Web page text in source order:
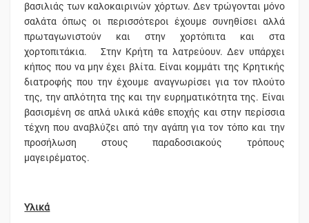
βασιλιάς των καλοκαιρινών χόρτων. Δεν τρώγονται μόνο
σαλάτα όπως οι περισσότεροι έχουμε συνηθίσει αλλά
πρωταγωνιστούν και στην χορτόπιτα και στα
χορτοπιτάκια. Στην Κρήτη τα λατρεύουν. Δεν υπάρχει
κήπος που να μην έχει βλίτα. Είναι κομμάτι της Κρητικής
διατροφής που την έχουμε αναγνωρίσει για τον πλούτο
της, την απλότητα της και την ευρηματικότητα της. Είναι
βασισμένη σε απλά υλικά κάθε εποχής και στην περίσσια
τέχνη που αναβλύζει από την αγάπη για τον τόπο και την
προσήλωση στους παραδοσιακούς τρόπους
μαγειρέματος.
Υλικά